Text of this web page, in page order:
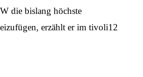
die bislang höchste
erzählt er im tivoli12